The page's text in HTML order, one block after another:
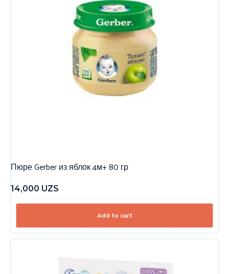
Пюре Gerber из яблок 4м+ 80 гр
14,000 UZS
Add to cart